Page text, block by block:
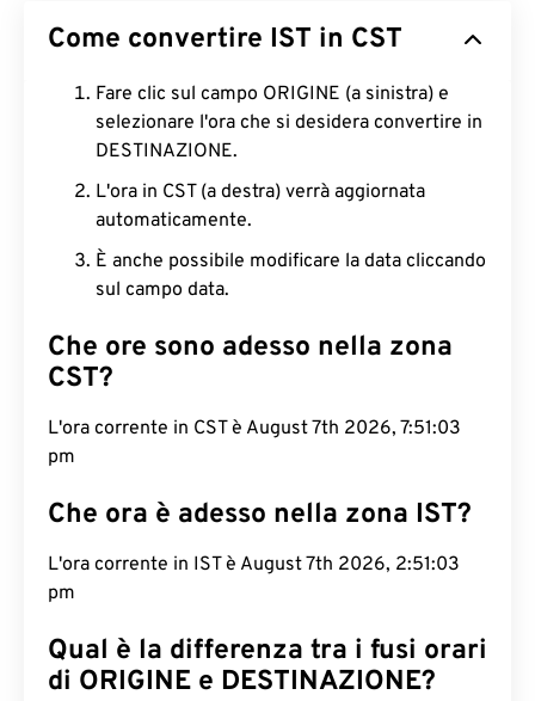
Come convertire IST in CST
Fare clic sul campo ORIGINE (a sinistra) e
selezionare l'ora che si desidera convertire in
DESTINAZIONE.
L'ora in CST (a destra) verrà aggiornata
automaticamente.
È anche possibile modificare la data cliccando
sul campo data.
Che ore sono adesso nella zona
CST?
L'ora corrente in CST è August 7th 2026, 7:51:04
pm
Che ora è adesso nella zona IST?
L'ora corrente in IST è August 7th 2026, 2:51:04
pm
Qual è la differenza tra i fusi orari
di ORIGINE e DESTINAZIONE?